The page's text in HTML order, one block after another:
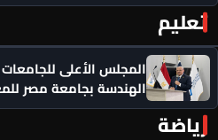
تعليم
المجلس الأعلى للجامعات
الهندسة بجامعة مصر
رياضة